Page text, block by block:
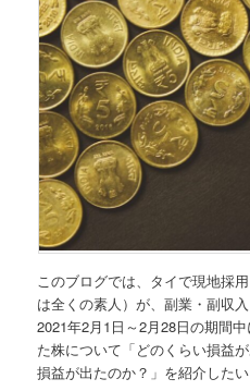
このブログでは、タイで現地採
は全くの素人）が、副業・副収
2021年2月1日～2月28日の期間
た株について 「どのくらい損益
損益が出たのか？」 を紹介したい